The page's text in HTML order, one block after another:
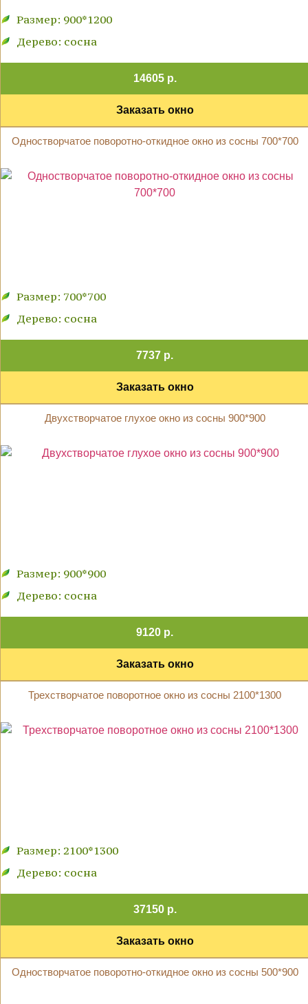
Размер: 900*1200
Дерево: сосна
14605 р.
Заказать окно
Одностворчатое поворотно-откидное окно из сосны 700*700
Размер: 700*700
Дерево: сосна
7737 р.
Заказать окно
Двухстворчатое глухое окно из сосны 900*900
Размер: 900*900
Дерево: сосна
9120 р.
Заказать окно
Трехстворчатое поворотное окно из сосны 2100*1300
Размер: 2100*1300
Дерево: сосна
37150 р.
Заказать окно
Одностворчатое поворотно-откидное окно из сосны 500*900